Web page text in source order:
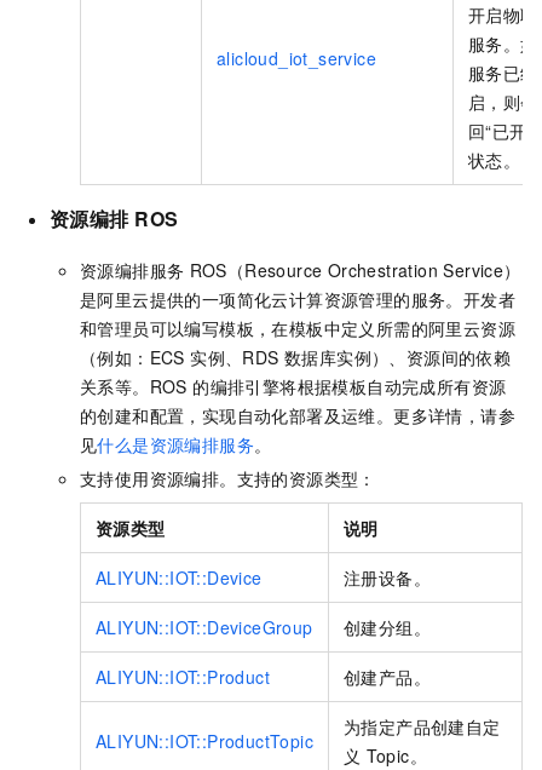
alicloud_iot_service
开启物联
服务。
服务已
启，则
回“已开
状态。
资源编排 ROS
资源编排服务 ROS（Resource Orchestration Service）
是阿里云提供的一项简化云计算资源管理的服务。开发者
和管理员可以编写模板，在模板中定义所需的阿里云资源
（例如：ECS 实例、RDS 数据库实例）、资源间的依赖
关系等。ROS 的编排引擎将根据模板自动完成所有资源
的创建和配置，实现自动化部署及运维。更多详情，请参
见什么是资源编排服务。
支持使用资源编排。支持的资源类型：
资源类型 说明
ALIYUN::IOT::Device 注册设备。
ALIYUN::IOT::DeviceGroup 创建分组。
ALIYUN::IOT::Product 创建产品。
ALIYUN::IOT::ProductTopic
为指定产品创建自定
义 Topic。